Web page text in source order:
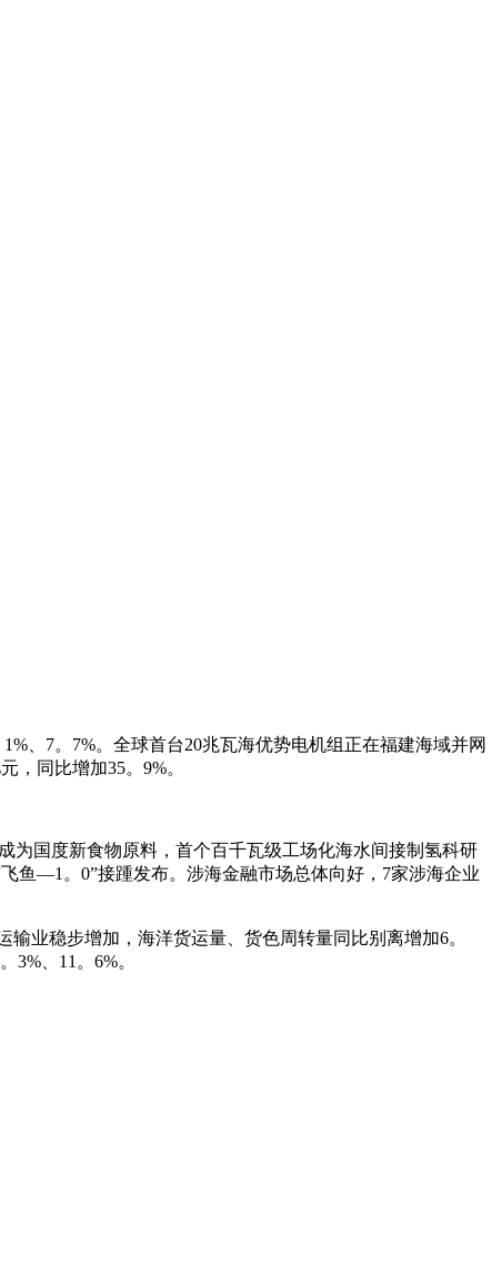
、7。7%。全球首台20兆瓦海优势电机组正在福建海域并网
，同比增加35。9%。
国度新食物原料，首个百千瓦级工场化海水间接制氢科研
鱼—1。0”接踵发布。涉海金融市场总体向好，7家涉海企业
业稳步增加，海洋货运量、货色周转量同比别离增加6。
、11。6%。